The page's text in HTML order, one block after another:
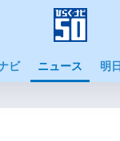
ビ ニュース 明